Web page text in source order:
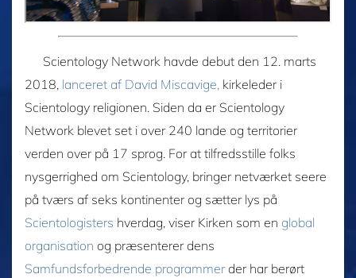
Scientology Network havde debut den 12. marts
2018, lanceret af David Miscavige, kirkeleder i
Scientology religionen. Siden da er Scientology
Network blevet set i over 240 lande og territorier
verden over på 17 sprog. For at tilfredsstille folks
nysgerrighed om Scientology, bringer netværket seere
på tværs af seks kontinenter og sætter lys på
Scientologisters hverdag, viser Kirken som en global
organisation og præsenterer dens
Samfundsforbedrende programmerder har berørt